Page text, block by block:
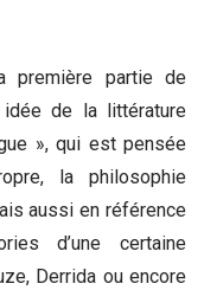
première partie de
idée de la littérature
», qui est pensée
la philosophie
aussi en référence
d’une certaine
Derrida ou encore